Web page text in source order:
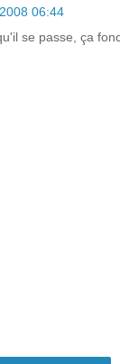
06:44
se passe, ça